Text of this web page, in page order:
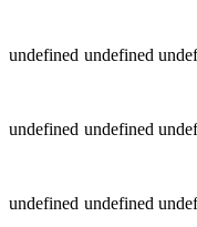
undefined undefined
undefined undefined
undefined undefined